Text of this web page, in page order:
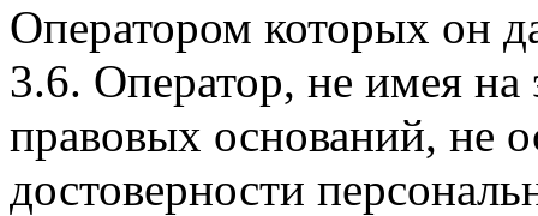
Оператором которых он
3.6. Оператор, не имея
правовых оснований, не
достоверности